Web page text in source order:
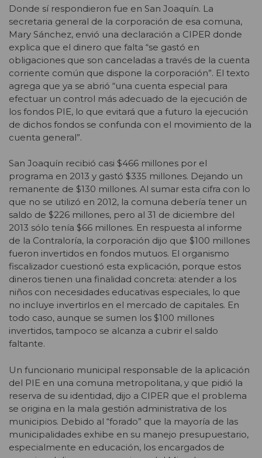
Donde sí respondieron fue en San Joaquín. La
secretaria general de la corporación de esa comuna,
Mary Sánchez, envió una declaración a CIPER donde
explica que el dinero que falta “se gastó en
obligaciones que son canceladas a través de la cuenta
corriente común que dispone la corporación”. El texto
agrega que ya se abrió “una cuenta especial para
efectuar un control más adecuado de la ejecución de
los fondos PIE, lo que evitará que a futuro la ejecución
de dichos fondos se confunda con el movimiento de la
cuenta general”.
San Joaquín recibió casi $466 millones por el
programa en 2013 y gastó $335 millones. Dejando un
remanente de $130 millones. Al sumar esta cifra con lo
que no se utilizó en 2012, la comuna debería tener un
saldo de $226 millones, pero al 31 de diciembre del
2013 sólo tenía $66 millones. En respuesta al informe
de la Contraloría, la corporación dijo que $100 millones
fueron invertidos en fondos mutuos. El organismo
fiscalizador cuestionó esta explicación, porque estos
dineros tienen una finalidad concreta: atender a los
niños con necesidades educativas especiales, lo que
no incluye invertirlos en el mercado de capitales. En
todo caso, aunque se sumen los $100 millones
invertidos, tampoco se alcanza a cubrir el saldo
faltante.
Un funcionario municipal responsable de la aplicación
del PIE en una comuna metropolitana, y que pidió la
reserva de su identidad, dijo a CIPER que el problema
se origina en la mala gestión administrativa de los
municipios. Debido al “forado” que la mayoría de las
municipalidades exhibe en su manejo presupuestario,
especialmente en educación, los encargados de